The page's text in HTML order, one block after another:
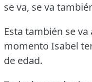
se va, se va
Esta también se va
momento Isabel
de edad.